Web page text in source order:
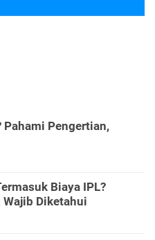
Pahami Pengertian,
Biaya IPL?
Diketahui